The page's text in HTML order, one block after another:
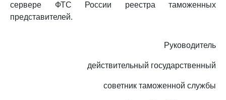
сервере ФТС России реестра таможенных
представителей.
Руководитель
действительный государственный
советник таможенной службы